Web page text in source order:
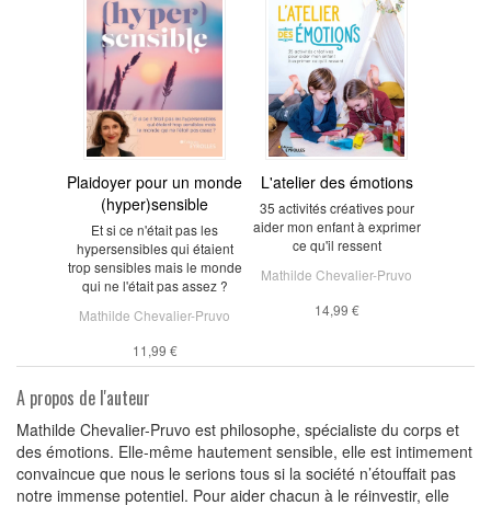
Plaidoyer pour un monde
(hyper)sensible
Et si ce n'était pas les
hypersensibles qui étaient
trop sensibles mais le monde
qui ne l'était pas assez ?
Mathilde Chevalier-Pruvo
11,99 €
L'atelier des émotions
35 activités créatives pour
aider mon enfant à exprimer
ce qu'il ressent
Mathilde Chevalier-Pruvo
14,99 €
A propos de l'auteur
Mathilde Chevalier-Pruvo est philosophe, spécialiste du corps et
des émotions. Elle-même hautement sensible, elle est intimement
convaincue que nous le serions tous si la société n’étouffait pas
notre immense potentiel. Pour aider chacun à le réinvestir, elle